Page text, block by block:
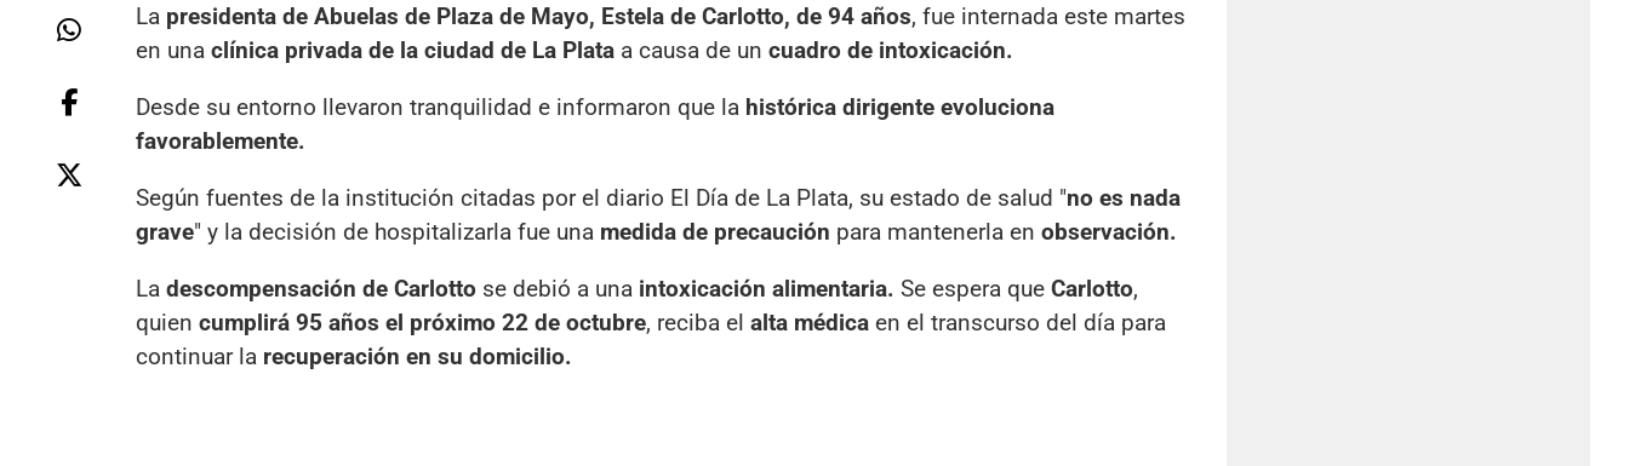
La presidenta de Abuelas de Plaza de Mayo, Estela de Carlotto, de 94 años, fue internada este martes
en una clínica privada de la ciudad de La Plata a causa de un cuadro de intoxicación.
Desde su entorno llevaron tranquilidad e informaron que la histórica dirigente evoluciona
favorablemente.
Según fuentes de la institución citadas por el diario El Día de La Plata, su estado de salud "no es nada
grave" y la decisión de hospitalizarla fue una medida de precaución para mantenerla en observación.
La descompensación de Carlotto se debió a una intoxicación alimentaria. Se espera que Carlotto,
quien cumplirá 95 años el próximo 22 de octubre, reciba el alta médica en el transcurso del día para
continuar la recuperación en su domicilio.